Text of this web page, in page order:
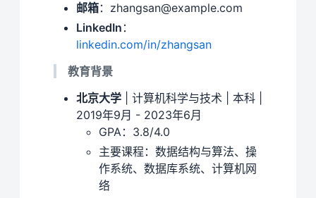
邮箱：zhangsan@example.com
LinkedIn ：
linkedin.com/in/zhangsan
教育背景
北京大学 | 计算机科学与技术 | 本科 |
2019年9月 - 2023年6月
GPA：3.8/4.0
主要课程：数据结构与算法、操
作系统、数据库系统、计算机网
络